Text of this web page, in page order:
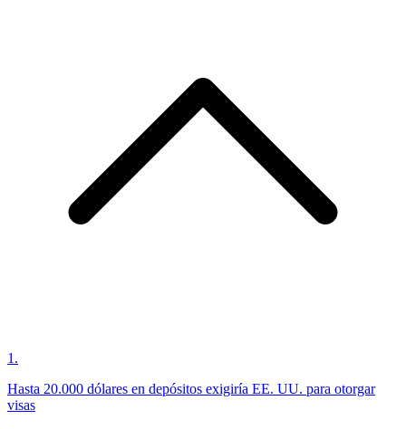
1 .
Hasta 20.000 dólares en depósitos exigiría EE. UU. para otorgar
visas